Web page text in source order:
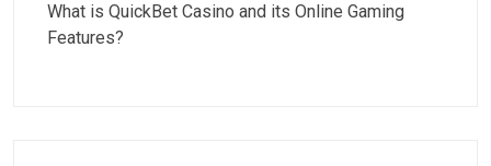
What is QuickBet Casino and its Online Gaming
Features?